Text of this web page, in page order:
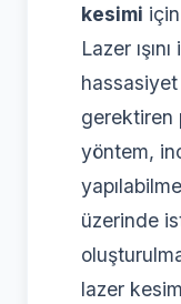
kesimi
Lazer
gerektiren
yöntem,
üzerinde
lazer